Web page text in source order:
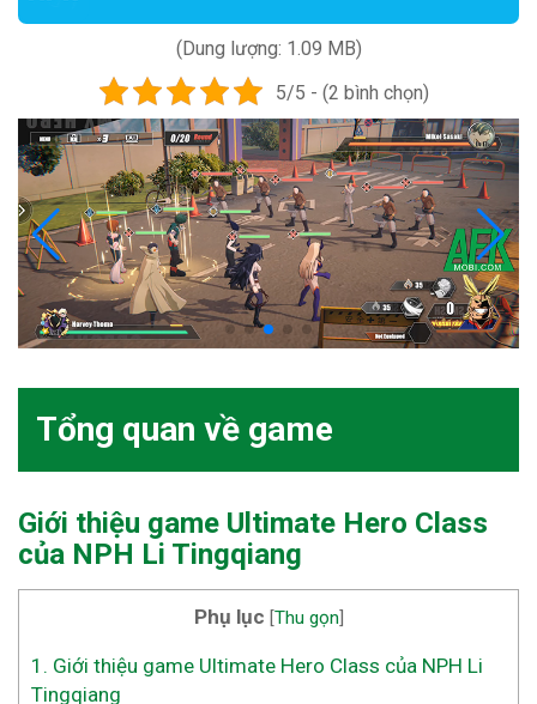
(Dung lượng: 1.09 MB)
5/5 - (2 bình chọn)
Tổng quan về game
Giới thiệu game Ultimate Hero Class
của NPH Li Tingqiang
Phụ lục [Thu gọn]
1. Giới thiệu game Ultimate Hero Class của NPH Li
Tingqiang